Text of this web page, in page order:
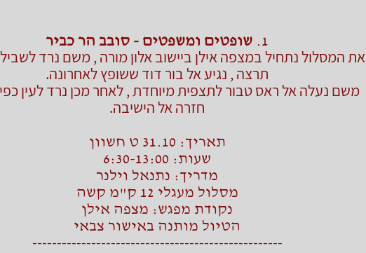
1. שופטים ומשפטים - סובב הר כביר
את המסלול נתחיל במצפה אילן ביישוב אלון מורה , משם נרד
תרצה , נגיע אל בור דוד ששופץ לאחרונה.
משם נעלה אל ראס טבור לתצפית מיוחדת , לאחר מכן נרד לעין
חזרה אל הישיבה.
תאריך: 31.10 ט חשוון
שעות: 6:30-13:00
מדריך: נתנאל וילנר
מסלול מעגלי 12 ק"מ קשה
נקודת מפגש: מצפה אילן
הטיול מותנה באישור צבאי
---------------------------------------------------